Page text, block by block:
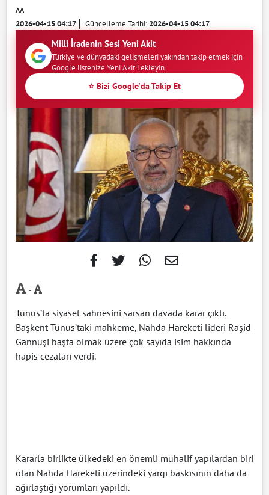
AA
2026-04-15 04:17 Güncelleme Tarihi:2026-04-15 04:17
Milli İradenin Sesi Yeni Akit
Türkiye ve dünyadaki gelişmeleri yakından takip etmek için
Google listenize Yeni Akit'i ekleyin.
⭐ Bizi Google'da Takip Et
-
Tunus’ta siyaset sahnesini sarsan davada karar çıktı.
Başkent Tunus’taki mahkeme, Nahda Hareketi lideri Raşid
Gannuşi başta olmak üzere çok sayıda isim hakkında
hapis cezaları verdi.
Kararla birlikte ülkedeki en önemli muhalif yapılardan biri
olan Nahda Hareketi üzerindeki yargı baskısının daha da
ağırlaştığı yorumları yapıldı.